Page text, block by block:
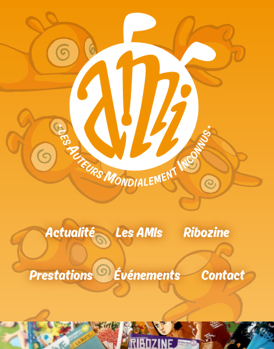
Actualité Les AMIs Ribozine
Prestations Événements Contact